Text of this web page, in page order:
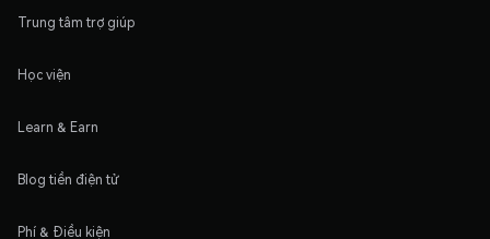
Trung tâm trợ giúp
Học viện
Learn & Earn
Blog tiền điện tử
Phí & Điều kiện